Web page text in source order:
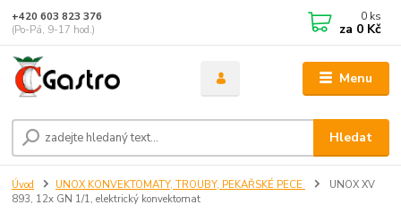
Menu
Hledat
+420 603 823 376
(Po-Pá, 9-17 hod.)
0 ks
za 0 Kč
Úvod UNOX KONVEKTOMATY, TROUBY, PEKAŘSKÉ PECE
UNOX XV
893, 12x GN 1/1, elektrický konvektomat